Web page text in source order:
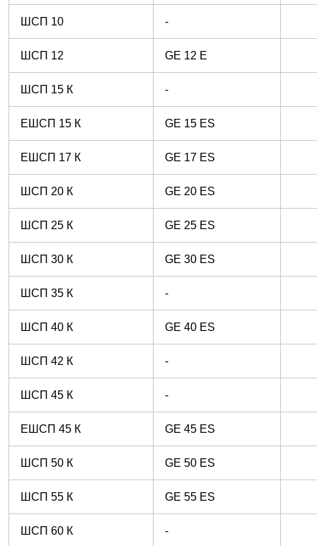
ШСП 10 -
ШСП 12 GE 12 E
ШСП 15 К -
ЕШСП 15 К GE 15 ES
ЕШСП 17 К GE 17 ES
ШСП 20 К GE 20 ES
ШСП 25 К GE 25 ES
ШСП 30 К GE 30 ES
ШСП 35 К -
ШСП 40 К GE 40 ES
ШСП 42 К -
ШСП 45 К -
ЕШСП 45 К GE 45 ES
ШСП 50 К GE 50 ES
ШСП 55 К GE 55 ES
ШСП 60 К -